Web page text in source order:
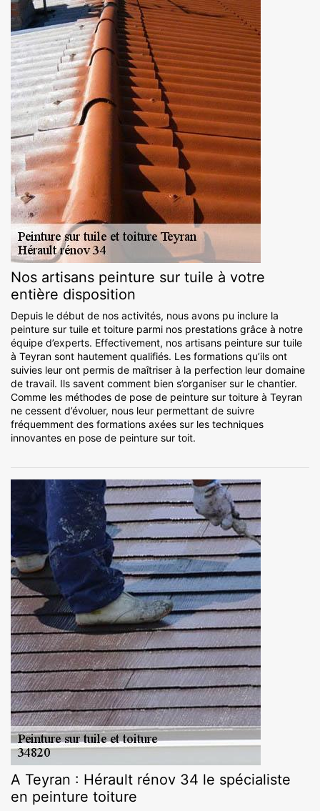
Nos artisans peinture sur tuile à votre
entière disposition
Depuis le début de nos activités, nous avons pu inclure la
peinture sur tuile et toiture parmi nos prestations grâce à notre
équipe d’experts. Effectivement, nos artisans peinture sur tuile
à Teyran sont hautement qualifiés. Les formations qu’ils ont
suivies leur ont permis de maîtriser à la perfection leur domaine
de travail. Ils savent comment bien s’organiser sur le chantier.
Comme les méthodes de pose de peinture sur toiture à Teyran
ne cessent d’évoluer, nous leur permettant de suivre
fréquemment des formations axées sur les techniques
innovantes en pose de peinture sur toit.
A Teyran : Hérault rénov 34 le spécialiste
en peinture toiture